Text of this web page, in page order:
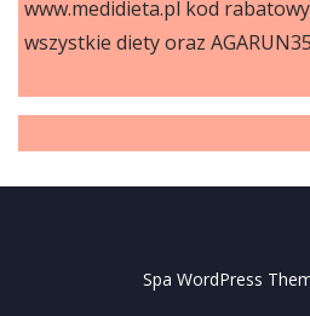
www.medidieta.pl kod
wszystkie diety oraz
Spa WordPress